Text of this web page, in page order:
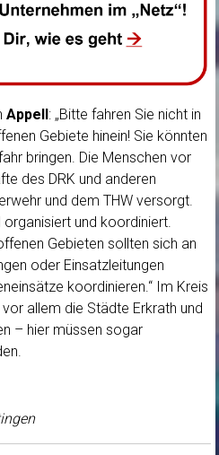
Appell: „Bitte fahren Sie nicht in
Gebiete hinein! Sie könnten
bringen. Die Menschen vor
des DRK und anderen
und dem THW versorgt.
und koordiniert.
Gebieten sollten sich an
oder Einsatzleitungen
koordinieren.“ Im Kreis
allem die Städte Erkrath und
– hier müssen sogar